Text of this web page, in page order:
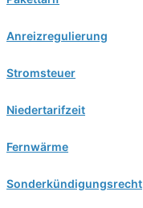
Anreizregulierung
Stromsteuer
Niedertarifzeit
Fernwärme
Sonderkündigungsrecht